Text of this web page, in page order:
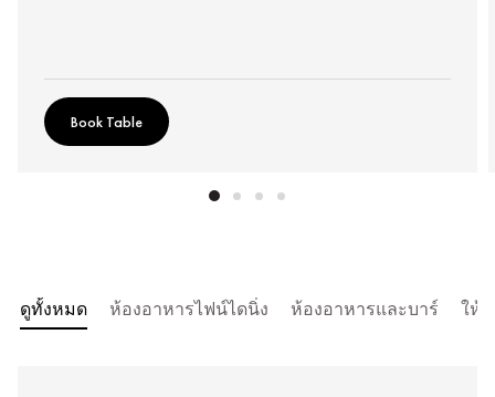
Book Table
ดูทั้งหมด ห้องอาหารไฟน์ไดนิ่ง ห้องอาหารและบาร์ ให้